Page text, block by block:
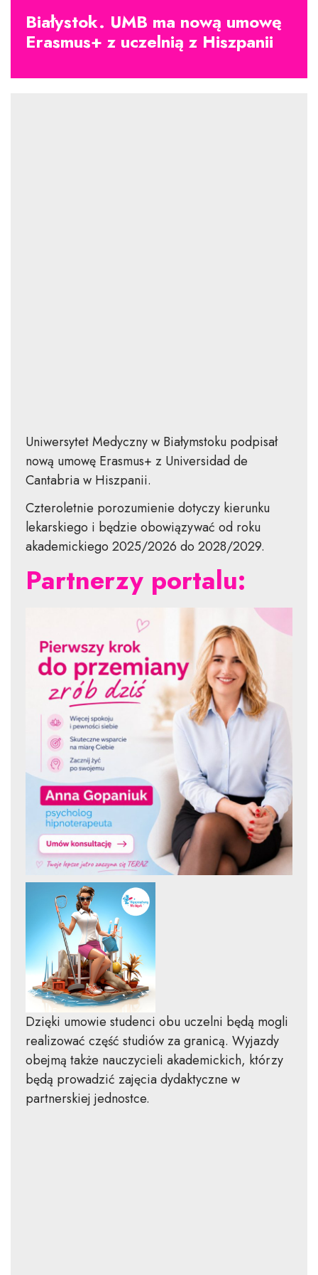
Białystok. UMB ma nową umowę
Erasmus+ z uczelnią z Hiszpanii
Uniwersytet Medyczny w Białymstoku podpisał
nową umowę Erasmus+ z Universidad de
Cantabria w Hiszpanii.
Czteroletnie porozumienie dotyczy kierunku
lekarskiego i będzie obowiązywać od roku
akademickiego 2025/2026 do 2028/2029.
Partnerzy portalu:
Dzięki umowie studenci obu uczelni będą mogli
realizować część studiów za granicą. Wyjazdy
obejmą także nauczycieli akademickich, którzy
będą prowadzić zajęcia dydaktyczne w
partnerskiej jednostce.